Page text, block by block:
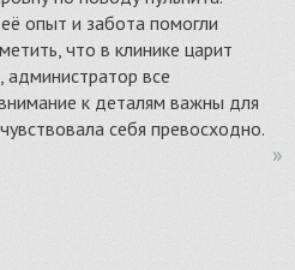
опыт и забота помогли
что в клинике царит
все
к деталям важны для
себя превосходно.